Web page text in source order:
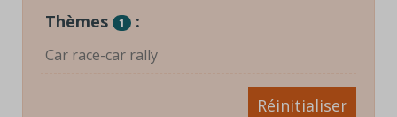
Thèmes 1 :
Car race-car rally
Réinitialiser